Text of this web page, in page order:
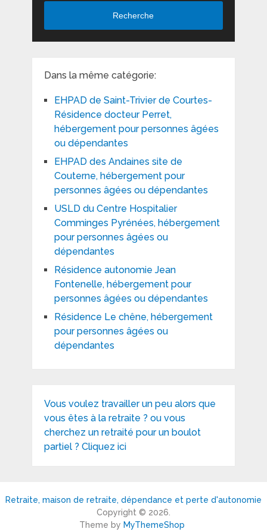
Recherche
Dans la même catégorie:
EHPAD de Saint-Trivier de Courtes-
Résidence docteur Perret,
hébergement pour personnes âgées
ou dépendantes
EHPAD des Andaines site de
Couterne, hébergement pour
personnes âgées ou dépendantes
USLD du Centre Hospitalier
Comminges Pyrénées, hébergement
pour personnes âgées ou
dépendantes
Résidence autonomie Jean
Fontenelle, hébergement pour
personnes âgées ou dépendantes
Résidence Le chêne, hébergement
pour personnes âgées ou
dépendantes
Vous voulez travailler un peu alors que
vous êtes à la retraite ? ou vous
cherchez un retraité pour un boulot
partiel ? Cliquez ici
Retraite, maison de retraite, dépendance et perte d'autonomie
Copyright © 2026.
Theme byMyThemeShop